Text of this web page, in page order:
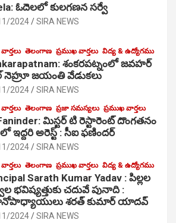
ఓదెలలో కులగణన సర్వే
2024 SIRA NEWS
తెలంగాణ ప్రముఖ వార్తలు విద్య & ఉద్యోగము
శంకరపట్నంలో జవహర్
జయంతి వేడుకలు
2024 SIRA NEWS
తెలంగాణ ప్రజా సమస్యలు ప్రముఖ వార్తలు
మిస్టర్ టి రెస్టారెంట్ దొంగతనం
ఇద్దరి అరెస్ట్ : సీఐ ఫణిందర్
2024 SIRA NEWS
తెలంగాణ ప్రముఖ వార్తలు విద్య & ఉద్యోగము
Sarath Kumar Yadav : పిల్లల
భవిష్యత్తుకు చదువే పునాది :
శరత్ కుమార్ యాదవ్
2024 SIRA NEWS